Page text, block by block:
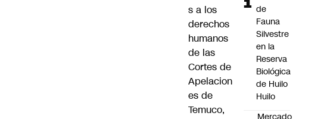
s a los
derechos
humanos
de las
Cortes de
Apelacion
es de
Temuco,
de
Fauna
Silvestre
en la
Reserva
Biológica
de Huilo
Huilo